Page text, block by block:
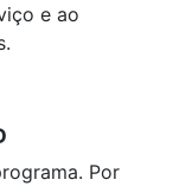
e ao
Por